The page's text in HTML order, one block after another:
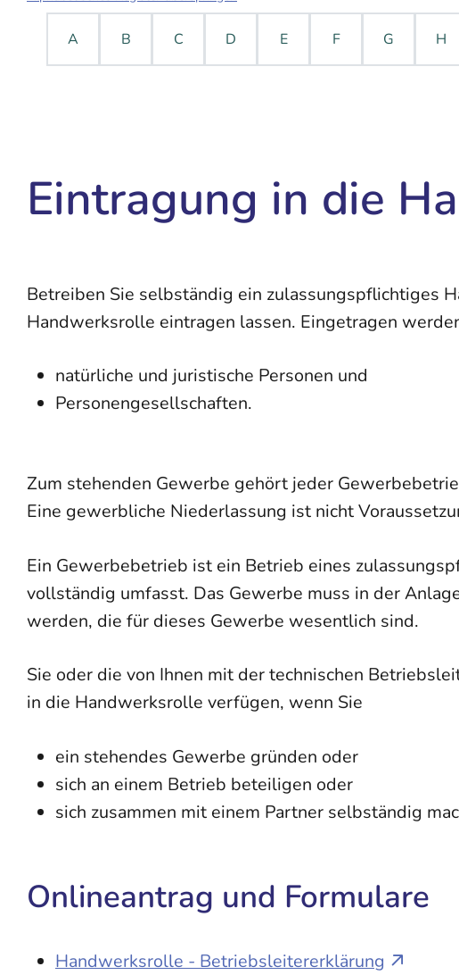
A B C D E F G H
Eintragung in die
Betreiben Sie selbständig ein zulassungspflichtiges
Handwerksrolle eintragen lassen. Eingetragen
natürliche und juristische Personen und
Personengesellschaften.
Zum stehenden Gewerbe gehört jeder
Eine gewerbliche Niederlassung ist nicht
Ein Gewerbebetrieb ist ein Betrieb eines
vollständig umfasst. Das Gewerbe muss in der
werden, die für dieses Gewerbe wesentlich sind.
Sie oder die von Ihnen mit der technischen
in die Handwerksrolle verfügen, wenn Sie
ein stehendes Gewerbe gründen oder
sich an einem Betrieb beteiligen oder
sich zusammen mit einem Partner selbständig
Onlineantrag und Formulare
Handwerksrolle - Betriebsleitererklärung